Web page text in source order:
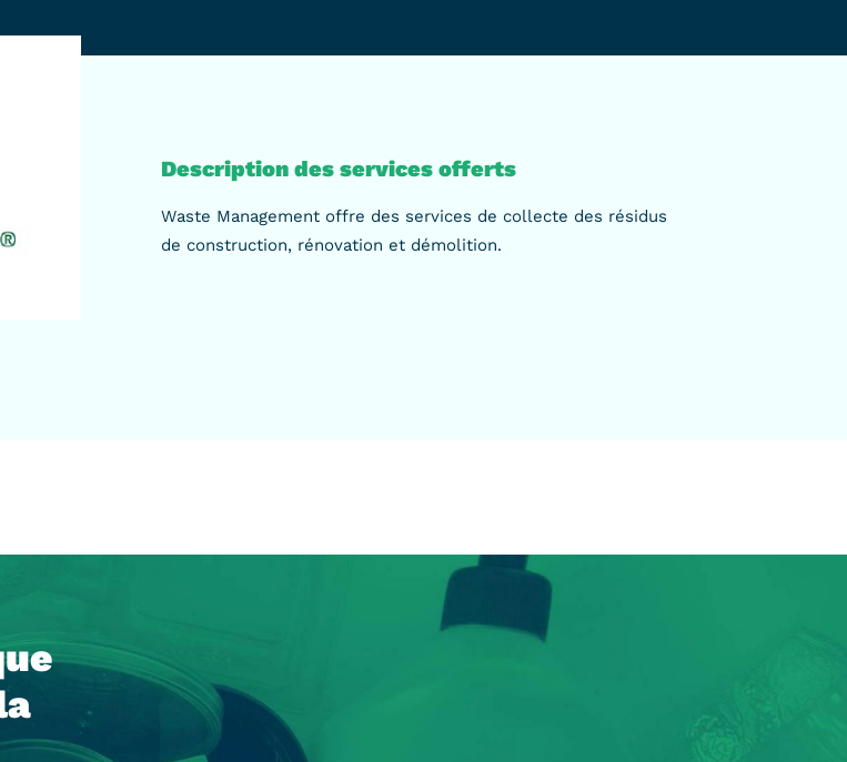
Description des services offerts
Waste Management offre des services de collecte des résidus
de construction, rénovation et démolition.